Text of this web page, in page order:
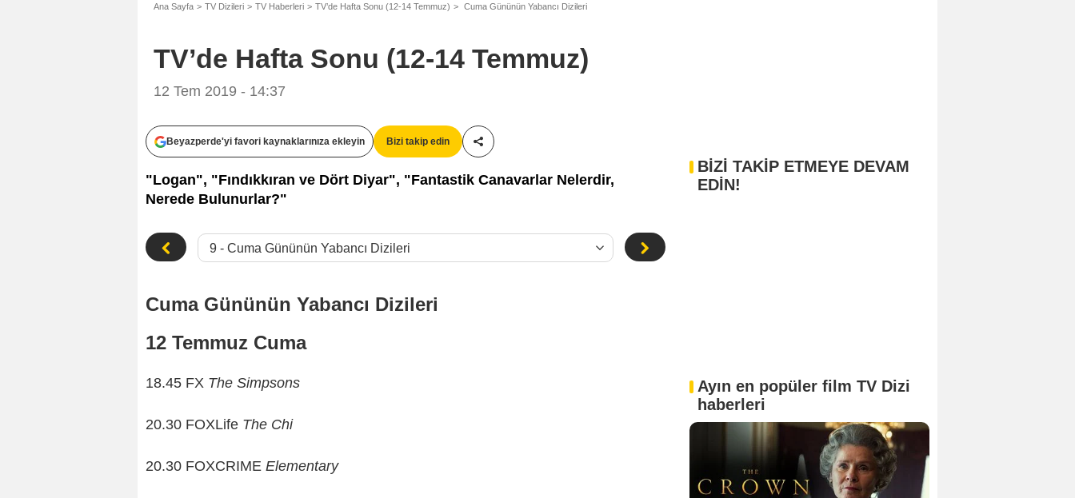
Ana Sayfa TV Dizileri TV Haberleri TV’de Hafta Sonu (12-14 Temmuz) Cuma Gününün Yabancı Dizileri
TV’de Hafta Sonu (12-14 Temmuz)
12 Tem 2019 - 14:37
Beyazperde'yi favori kaynaklarınıza ekleyin Bizi takip edin
Paylaş!
"Logan", "Fındıkkıran ve Dört Diyar", "Fantastik Canavarlar Nelerdir,
Nerede Bulunurlar?"
Cuma Gününün Yabancı Dizileri
12 Temmuz Cuma
18.45 FX The Simpsons
20.30 FOXLife The Chi
20.30 FOXCRIME Elementary
BİZİ TAKİP ETMEYE DEVAM
EDİN!
Ayın en popüler film TV Dizi
haberleri